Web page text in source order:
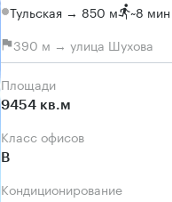
Тульская → 850 м ~8 мин
390 м → улица Шухова
Площади
9454 кв.м
Класс офисов
B
Кондиционирование